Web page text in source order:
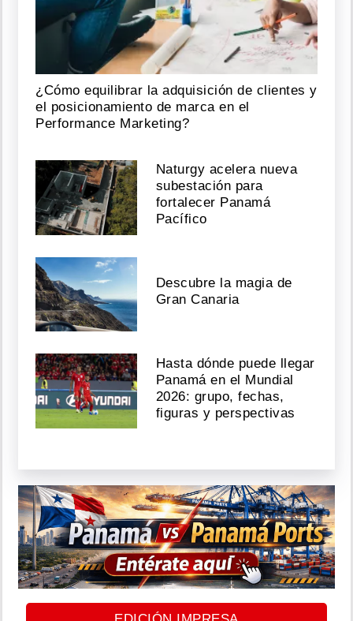
¿Cómo equilibrar la adquisición de clientes y
el posicionamiento de marca en el
Performance Marketing?
Naturgy acelera nueva
subestación para
fortalecer Panamá
Pacífico
Descubre la magia de
Gran Canaria
Hasta dónde puede llegar
Panamá en el Mundial
2026: grupo, fechas,
figuras y perspectivas